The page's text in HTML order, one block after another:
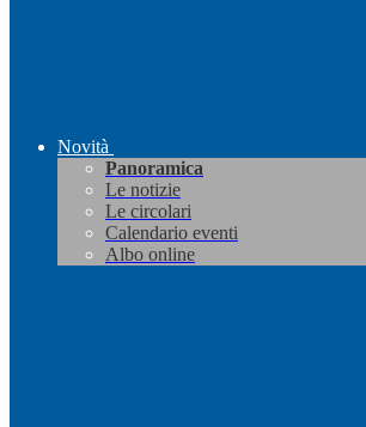
Novità
Panoramica
Le notizie
Le circolari
Calendario eventi
Albo online